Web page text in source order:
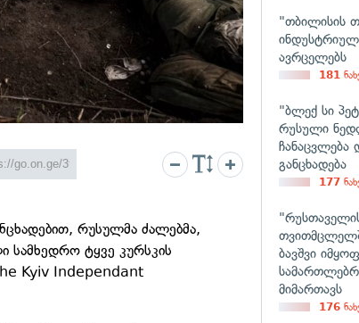
რუსულმა ძალებმა,
სამხედრო ტყვე კურსკის
Kyiv Independant
"თბილისის
ავრცელებს
181
"ბლექ სი
რუსული
ჩანაცვლება
განცხადება
177
ბავშვი
მიმართავს
176